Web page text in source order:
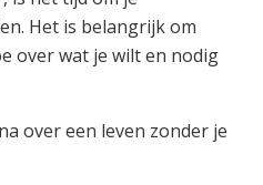
Het is belangrijk om
over wat je wilt en nodig
over een leven zonder je